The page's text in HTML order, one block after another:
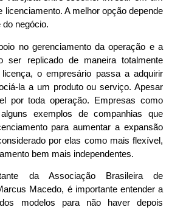
licenciamento. A melhor opção depende
negócio.
no gerenciamento da operação e a
ser replicado de maneira totalmente
o empresário passa a adquirir
la a um produto ou serviço. Apesar
por toda operação. Empresas como
exemplos de companhias que
para aumentar a expansão
por elas como mais flexível,
bem mais independentes.
da Associação Brasileira de
Macedo, é importante entender a
modelos para não haver depois